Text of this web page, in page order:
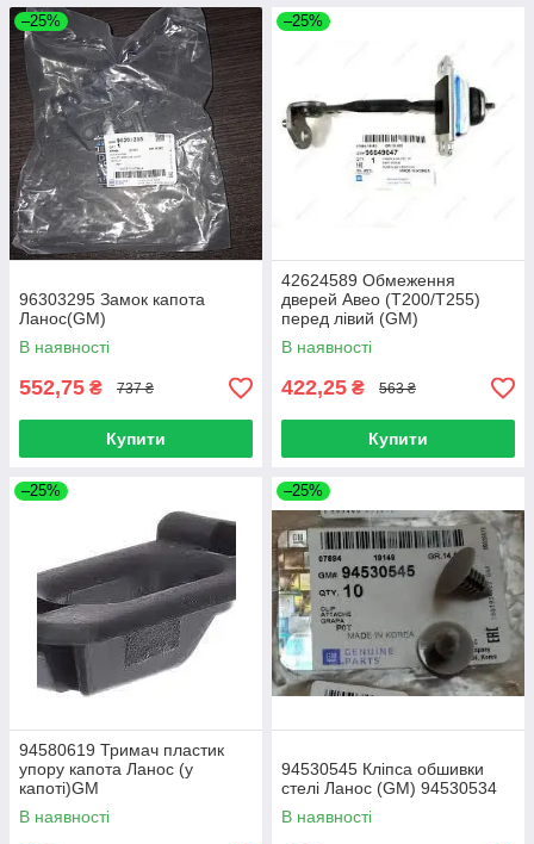
–25%
96303295 Замок капота
Ланос(GM)
В наявності
552,75 ₴ 737 ₴
Купити
–25%
42624589 Обмеження
дверей Авео (T200/Т255)
перед лівий (GM)
В наявності
422,25 ₴ 563 ₴
Купити
–25%
94580619 Тримач пластик
упору капота Ланос (у
капоті)GM
В наявності
–25%
94530545 Кліпса обшивки
стелі Ланос (GM) 94530534
В наявності